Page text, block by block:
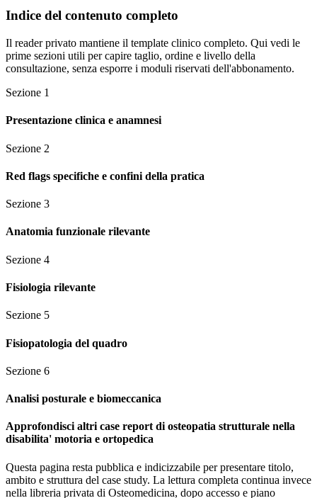
Indice del contenuto completo
Il reader privato mantiene il template clinico completo. Qui vedi le
prime sezioni utili per capire taglio, ordine e livello della
consultazione, senza esporre i moduli riservati dell'abbonamento.
Sezione 1
Presentazione clinica e anamnesi
Sezione 2
Red flags specifiche e confini della pratica
Sezione 3
Anatomia funzionale rilevante
Sezione 4
Fisiologia rilevante
Sezione 5
Fisiopatologia del quadro
Sezione 6
Analisi posturale e biomeccanica
Approfondisci altri case report di osteopatia strutturale nella
disabilita' motoria e ortopedica
Questa pagina resta pubblica e indicizzabile per presentare titolo,
ambito e struttura del case study. La lettura completa continua invece
nella libreria privata di Osteomedicina, dopo accesso e piano